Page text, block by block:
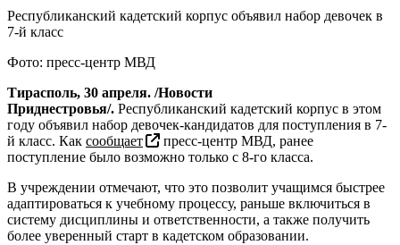
Республиканский кадетский корпус объявил набор девочек в
7-й класс
Фото: пресс-центр МВД
Тирасполь, 30 апреля. /Новости
Приднестровья/. Республиканский кадетский корпус в этом
году объявил набор девочек-кандидатов для поступления в 7-
й класс. Как сообщает
пресс-центр МВД, ранее
поступление было возможно только с 8-го класса.
В учреждении отмечают, что это позволит учащимся быстрее
адаптироваться к учебному процессу, раньше включиться в
систему дисциплины и ответственности, а также получить
более уверенный старт в кадетском образовании.